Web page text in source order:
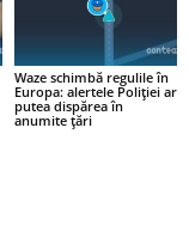
Waze schimbă regulile în
Europa: alertele Poliției ar
putea dispărea în
anumite țări